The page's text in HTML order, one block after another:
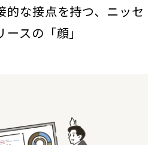
的な接点を持つ、ニッセ
ースの「顔」